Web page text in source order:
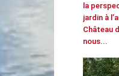
la
jardin à
Château
nous...